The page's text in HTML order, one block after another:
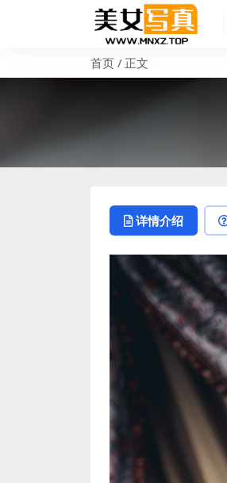
首页 正文
详情介绍